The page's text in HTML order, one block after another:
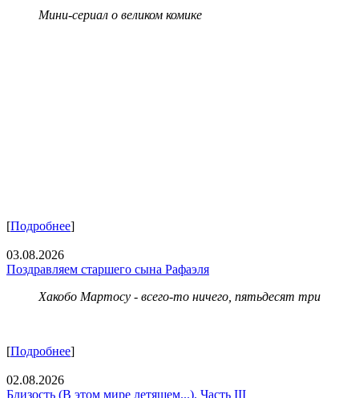
Мини-сериал о великом комике
[Подробнее]
03.08.2026
Поздравляем старшего сына Рафаэля
Хакобо Мартосу - всего-то ничего, пятьдесят три
[Подробнее]
02.08.2026
Близость (В этом мире летящем...). Часть III